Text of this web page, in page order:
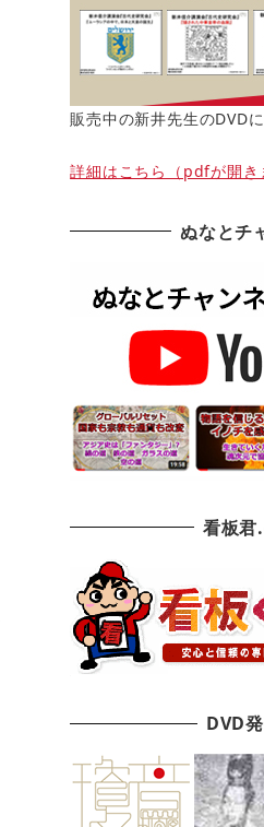
販売中の新井先生のDVD
詳細はこちら（pdfが開き
ぬなとチ
看板
DVD